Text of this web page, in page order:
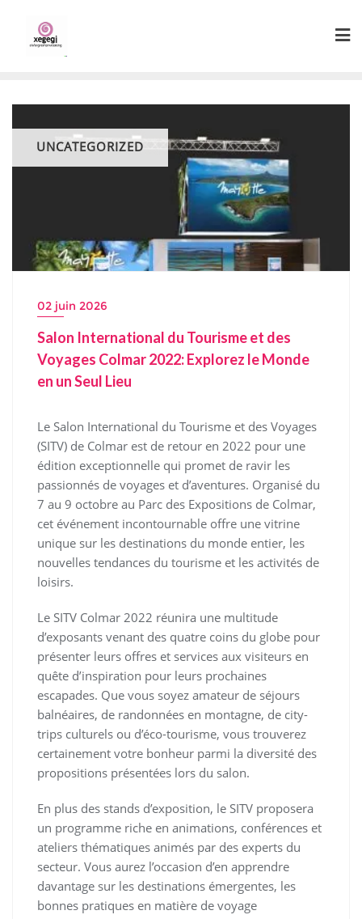
content
UNCATEGORIZED
02 juin 2026
Salon International du Tourisme et des
Voyages Colmar 2022: Explorez le Monde
en un Seul Lieu
Le Salon International du Tourisme et des Voyages
(SITV) de Colmar est de retour en 2022 pour une
édition exceptionnelle qui promet de ravir les
passionnés de voyages et d’aventures. Organisé du
7 au 9 octobre au Parc des Expositions de Colmar,
cet événement incontournable offre une vitrine
unique sur les destinations du monde entier, les
nouvelles tendances du tourisme et les activités de
loisirs.
Le SITV Colmar 2022 réunira une multitude
d’exposants venant des quatre coins du globe pour
présenter leurs offres et services aux visiteurs en
quête d’inspiration pour leurs prochaines
escapades. Que vous soyez amateur de séjours
balnéaires, de randonnées en montagne, de city-
trips culturels ou d’éco-tourisme, vous trouverez
certainement votre bonheur parmi la diversité des
propositions présentées lors du salon.
En plus des stands d’exposition, le SITV proposera
un programme riche en animations, conférences et
ateliers thématiques animés par des experts du
secteur. Vous aurez l’occasion d’en apprendre
davantage sur les destinations émergentes, les
bonnes pratiques en matière de voyage